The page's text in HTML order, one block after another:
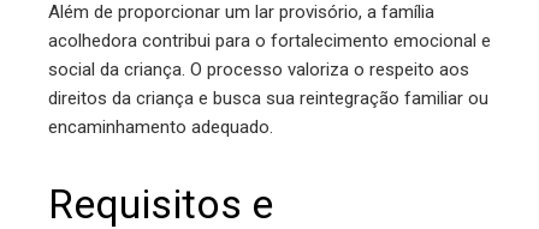
Além de proporcionar um lar provisório, a família
acolhedora contribui para o fortalecimento emocional e
social da criança. O processo valoriza o respeito aos
direitos da criança e busca sua reintegração familiar ou
encaminhamento adequado.
Requisitos e